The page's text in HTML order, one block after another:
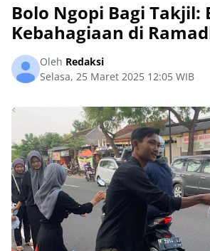
Bolo Ngopi Bagi Takjil:
Kebahagiaan di
Oleh Redaksi
Selasa, 25 Maret 2025 12:05 WIB